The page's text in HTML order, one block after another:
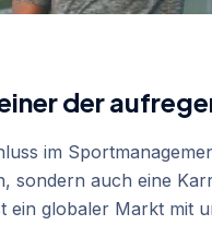
der
im
sondern auch eine
ein globaler Markt mit